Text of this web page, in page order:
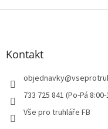
Z
Kontakt
objednavky@
733 725 841 (Po-Pá
Vše pro truhláře FB